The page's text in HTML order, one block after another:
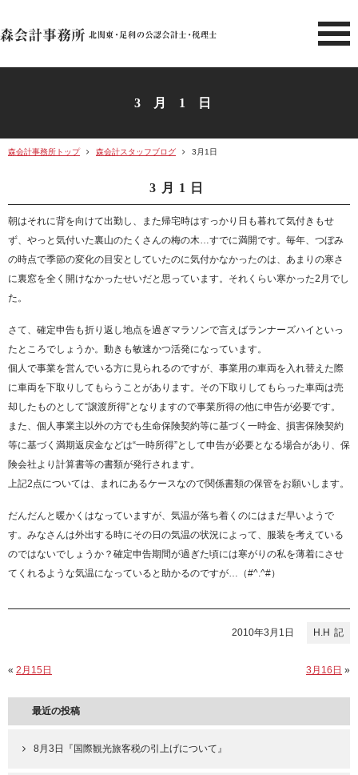
北関東 足利市の公認会計士・
3月1日
森会計事務所トップ 森会計スタッフブログ 3月1日
3月1日
朝はそれに背を向けて出勤し、また帰宅時はすっかり日も暮れて気付きもせ
ず、やっと気付いた裏山のたくさんの梅の木…すでに満開です。毎年、つぼみ
の時点で季節の変化の目安としていたのに気付かなかったのは、あまりの寒さ
に裏窓を全く開けなかったせいだと思っています。それくらい寒かった2月でし
た。
さて、確定申告も折り返し地点を過ぎマラソンで言えばランナーズハイといっ
たところでしょうか。動きも敏速かつ活発になっています。
個人で事業を営んでいる方に見られるのですが、事業用の車両を入れ替えた際
に車両を下取りしてもらうことがあります。その下取りしてもらった車両は売
却したものとして“譲渡所得”となりますので事業所得の他に申告が必要です。
また、個人事業主以外の方でも生命保険契約等に基づく一時金、損害保険契約
等に基づく満期返戻金などは“一時所得”として申告が必要となる場合があり、保
険会社より計算書等の書類が発行されます。
上記2点については、まれにあるケースなので関係書類の保管をお願いします。
だんだんと暖かくはなっていますが、気温が落ち着くのにはまだ早いようで
す。みなさんは外出する時にその日の気温の状況によって、服装を考えている
のではないでしょうか？確定申告期間が過ぎた頃には寒がりの私を薄着にさせ
てくれるような気温になっていると助かるのですが…（#^.^#）
H.H
2010年3月1日
« 2月15日 3月16日 »
最近の投稿
8月3日『国際観光旅客税の引上げについて』